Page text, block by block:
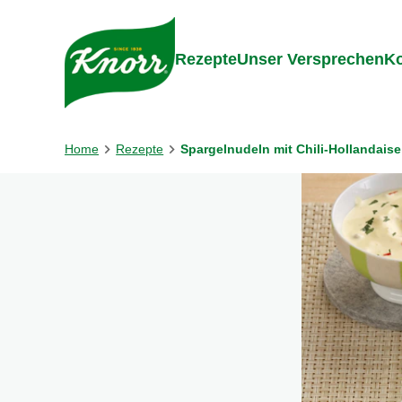
Gehe zu:
RezepteUnser Versprechen
Home Rezepte Spargelnudeln mit Chili-Hollandaise